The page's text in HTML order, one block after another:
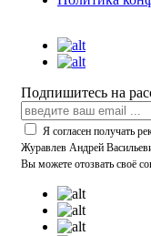
Подпишитесь на
Я согласен получать
Журавлев Андрей
Вы можете отозвать своё